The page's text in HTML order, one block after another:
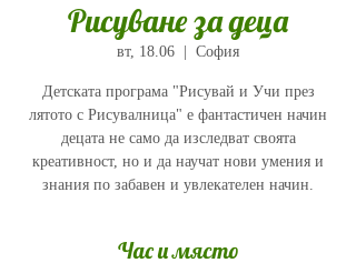
Рисуване за деца
вт, 18.06 София
Детската програма "Рисувай и Учи през
лятото с Рисувалница" e фантастичен начин
децата не само да изследват своята
креативност, но и да научат нови умения и
знания по забавен и увлекателен начин.
Час и място